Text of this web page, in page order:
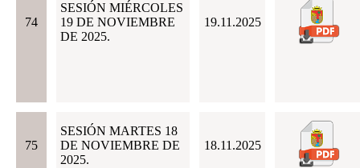
74
SESIÓN MIÉRCOLES
19 DE NOVIEMBRE
DE 2025.
19.11.2025
75
SESIÓN MARTES 18
DE NOVIEMBRE DE
2025.
18.11.2025